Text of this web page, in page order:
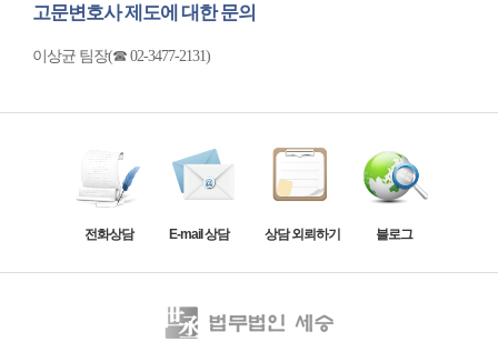
고문변호사 제도에 대한 문의
이상균 팀장(☎ 02-3477-2131)
전화상담 E-mail 상담 상담 외뢰하기 블로그